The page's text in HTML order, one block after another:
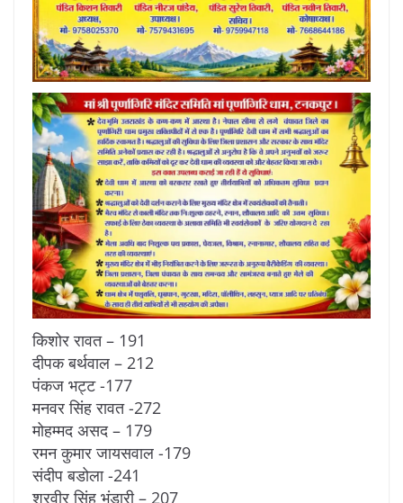
किशोर रावत – 191
दीपक बर्थवाल – 212
पंकज भट्ट -177
मनवर सिंह रावत -272
मोहम्मद असद – 179
रमन कुमार जायसवाल -179
संदीप बडोला -241
शूरवीर सिंह भंडारी – 207